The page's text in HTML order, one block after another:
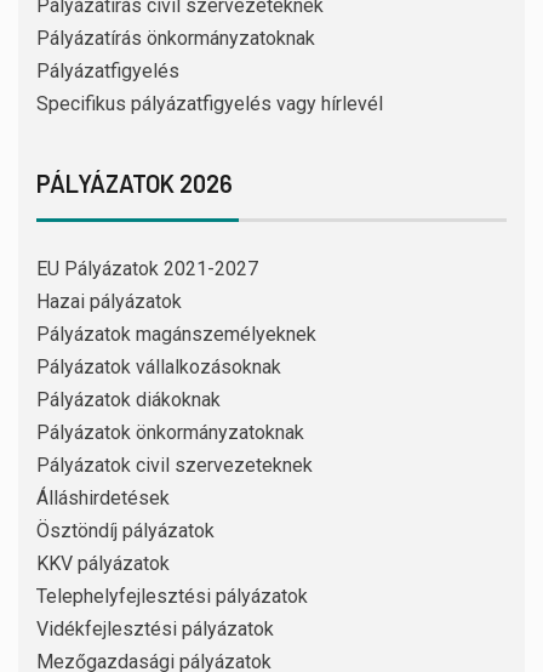
Pályázatírás civil szervezeteknek
Pályázatírás önkormányzatoknak
Pályázatfigyelés
Specifikus pályázatfigyelés vagy hírlevél
PÁLYÁZATOK 2026
EU Pályázatok 2021-2027
Hazai pályázatok
Pályázatok magánszemélyeknek
Pályázatok vállalkozásoknak
Pályázatok diákoknak
Pályázatok önkormányzatoknak
Pályázatok civil szervezeteknek
Álláshirdetések
Ösztöndíj pályázatok
KKV pályázatok
Telephelyfejlesztési pályázatok
Vidékfejlesztési pályázatok
Mezőgazdasági pályázatok